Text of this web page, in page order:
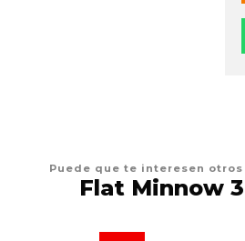
Puede que te interesen
Flat Minnow 3